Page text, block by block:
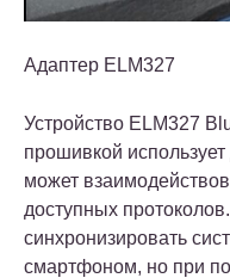
Адаптер ELM327
Устройство ELM327
прошивкой
может
доступных
синхронизировать
смартфоном, но при